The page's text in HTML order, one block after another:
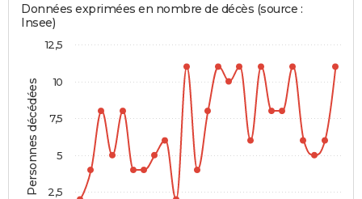
Personnes décédées
Données exprimées en nombre de décès (source :
Insee)
2,5
5
7,5
10
12,5